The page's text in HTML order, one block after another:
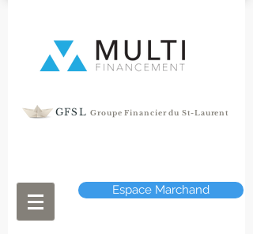
GFSL Groupe Financier du St-Laurent
Espace Marchand